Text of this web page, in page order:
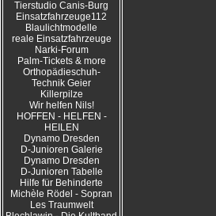
Tierstudio Canis-Burg
Einsatzfahrzeuge112
Blaulichtmodelle
reale Einsatzfahrzeuge
Narki-Forum
Palm-Tickets & more
Orthopädieschuh-
Technik Geier
Killerpilze
Wir helfen Nils!
HOFFEN - HELFEN -
HEILEN
Dynamo Dresden
D-Junioren Galerie
Dynamo Dresden
D-Junioren Tabelle
Hilfe für Behinderte
Michèle Rödel - Sopran
Les Traumwelt